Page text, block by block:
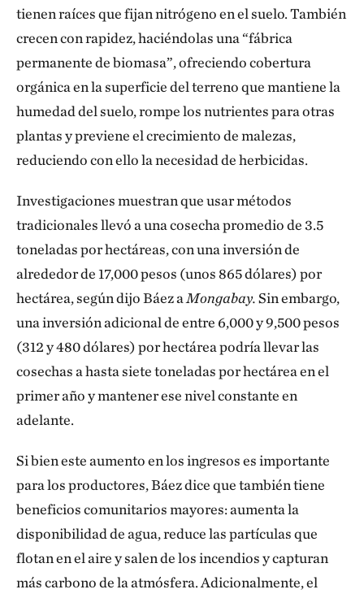
tienen raíces que fijan nitrógeno en el suelo. También
crecen con rapidez, haciéndolas una “fábrica
permanente de biomasa”, ofreciendo cobertura
orgánica en la superficie del terreno que mantiene la
humedad del suelo, rompe los nutrientes para otras
plantas y previene el crecimiento de malezas,
reduciendo con ello la necesidad de herbicidas.
Investigaciones muestran que usar métodos
tradicionales llevó a una cosecha promedio de 3.5
toneladas por hectáreas, con una inversión de
alrededor de 17,000 pesos (unos 865 dólares) por
hectárea, según dijo Báez a Mongabay.Sin embargo,
una inversión adicional de entre 6,000 y 9,500 pesos
(312 y 480 dólares) por hectárea podría llevar las
cosechas a hasta siete toneladas por hectárea en el
primer año y mantener ese nivel constante en
adelante.
Si bien este aumento en los ingresos es importante
para los productores, Báez dice que también tiene
beneficios comunitarios mayores: aumenta la
disponibilidad de agua, reduce las partículas que
flotan en el aire y salen de los incendios y capturan
más carbono de la atmósfera. Adicionalmente, el